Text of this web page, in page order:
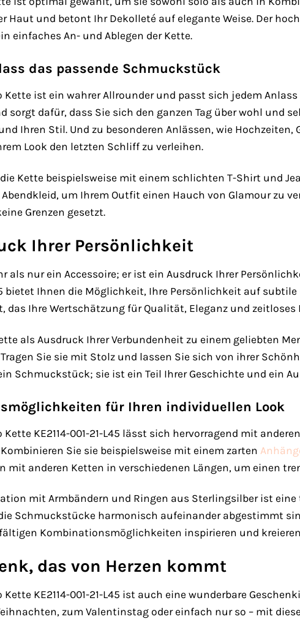
Haut und betont Ihr Dekolleté auf elegante Weise. Der
einfaches An- und Ablegen der Kette.
das passende Schmuckstück
Kette ist ein wahrer Allrounder und passt sich jedem
sorgt dafür, dass Sie sich den ganzen Tag über wohl und
Ihren Stil. Und zu besonderen Anlässen, wie
Look den letzten Schliff zu verleihen.
Kette beispielsweise mit einem schlichten T-Shirt und
um Ihrem Outfit einen Hauch von Glamour zu
Grenzen gesetzt.
Ihrer Persönlichkeit
als nur ein Accessoire; er ist ein Ausdruck Ihrer
bietet Ihnen die Möglichkeit, Ihre Persönlichkeit auf
das Ihre Wertschätzung für Qualität, Eleganz und
als Ausdruck Ihrer Verbundenheit zu einem geliebten
Sie sie mit Stolz und lassen Sie sich von ihrer
Schmuckstück; sie ist ein Teil Ihrer Geschichte und ein
für Ihren individuellen Look
Kette KE2114-001-21-L45 lässt sich hervorragend mit
Sie sie beispielsweise mit einem zarten
mit anderen Ketten in verschiedenen Längen, um einen
mit Armbändern und Ringen aus Sterlingsilber ist
Schmuckstücke harmonisch aufeinander abgestimmt
Kombinationsmöglichkeiten inspirieren und
das von Herzen kommt
Kette KE2114-001-21-L45 ist auch eine wunderbare
zum Valentinstag oder einfach nur so – mit